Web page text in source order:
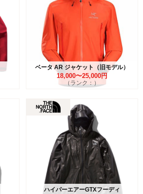
ベータ AR ジャケット（旧モデル）
18,000〜25,000円
（ランク：）
ハイパーエアーGTXフーディ